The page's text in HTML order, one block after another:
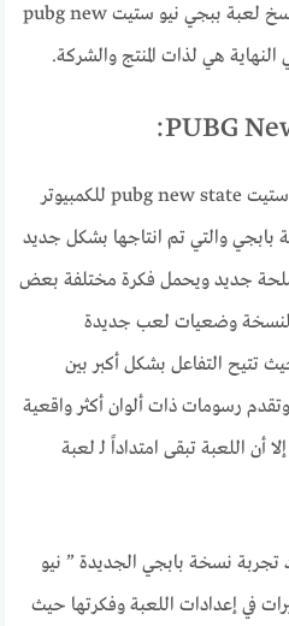
بين كل إصدارات ونسخ لعبة ببجي نيو ستيت pubg new
تعد لعبة ببجي نيو ستيت pubg new state للكمبيوتر
بابجي والتي تم انتاجها بشكل جديد
جديد ويحمل فكرة مختلفة بعض
وضعيات لعب جديدة
تتيح التفاعل بشكل أكبر بين
وتقدم رسومات ذات ألوان أكثر واقعية
أن اللعبة تبقى امتداداً لـ لعبة
تجربة نسخة بابجي الجديدة ” نيو
في إعدادات اللعبة وفكرتها حيث